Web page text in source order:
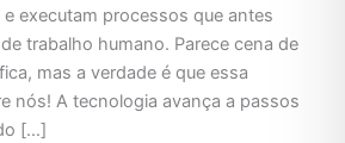
executam processos que antes
trabalho humano. Parece cena de
mas a verdade é que essa
nós! A tecnologia avança a passos
[…]